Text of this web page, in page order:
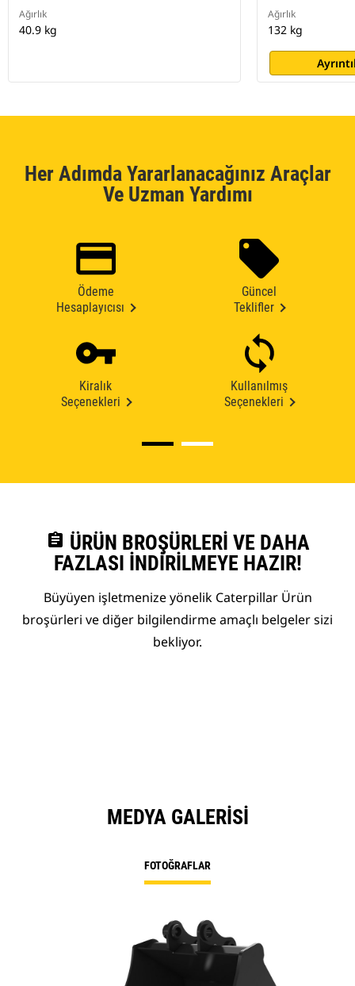
Ağırlık
40.9 kg
Ağırlık
132 kg
Her Adımda Yararlanacağınız Araçlar
Ve Uzman Yardımı
Ödeme
Hesaplayıcısı
Güncel
Teklifler
Kiralık
Seçenekleri
Kullanılmış
Seçenekleri
assignment ÜRÜN BROŞÜRLERI VE DAHA
FAZLASI İNDIRILMEYE HAZIR!
Büyüyen işletmenize yönelik Caterpillar Ürün
broşürleri ve diğer bilgilendirme amaçlı belgeler sizi
bekliyor.
MEDYA GALERISI
FOTOĞRAFLAR